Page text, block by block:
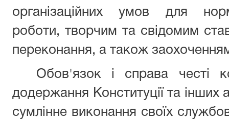
організаційних умов для
роботи, творчим та свідомим
переконання, а також
Обов'язок і справа честі
додержання Конституції та інших
сумлінне виконання своїх